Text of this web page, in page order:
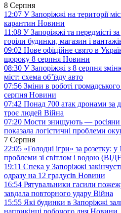
8 Серпня
12:07 У Запоріжжі на території
карантин Новини
11:08 У Запоріжжі та передмісті
горіли будинки, магазин і
09:02 Нове офіційне свято в
щороку 8 серпня Новини
08:30 У Запоріжжі з 8 серпня
міст: схема об’їзду авто
07:56 Зміни в роботі
серпня Новини
07:42 Понад 700 атак дронами за
троє людей Війна
07:20 Мости знищують — росіяни
показала логістичні проблеми
7 Серпня
22:05 «Голодні ігри» за розетку:
проблеми зі світлом і водою
19:11 Спека у Запоріжжі
одразу на 12 градусів Новини
16:54 Рятувальники гасили
завдала повторного удару Війна
15:55 Які будинки в Запоріжжі
наприкінці робочого дня Новини